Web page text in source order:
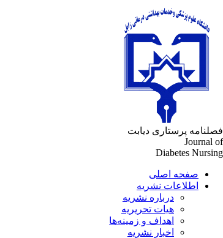
فصلنامه پرستاری دیابت
Journal of
Diabetes Nursing
صفحه اصلی
اطلاعات نشریه
درباره نشریه
هیات تحریریه
اهداف و زمینه‌ها
اخبار نشریه